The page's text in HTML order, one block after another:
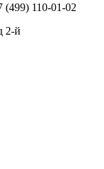
(499) 110-01-02
2-й